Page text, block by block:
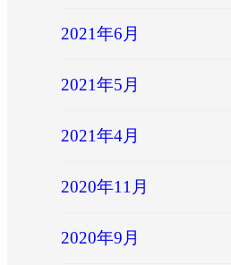
2021年6月
2021年5月
2021年4月
2020年11月
2020年9月